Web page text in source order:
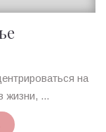
на
жизни, ...